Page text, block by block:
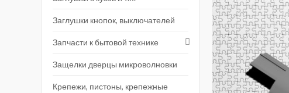
Заглушки кнопок, выключателей
Запчасти к бытовой технике
Защелки дверцы микроволновки
Крепежи, пистоны, крепежные